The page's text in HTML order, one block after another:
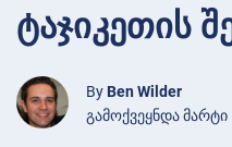
ტაჯიკეთის
By Ben Wilder
გამოქვეყნდა მარტი